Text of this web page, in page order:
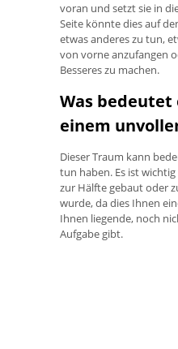
voran und setzt sie in
Seite könnte dies auf
etwas anderes zu tun,
von vorne anzufangen
Besseres zu machen.
Was bedeutet
einem
Dieser Traum kann
tun haben. Es ist
zur Hälfte gebaut oder
wurde, da dies Ihnen
Ihnen liegende, noch
Aufgabe gibt.